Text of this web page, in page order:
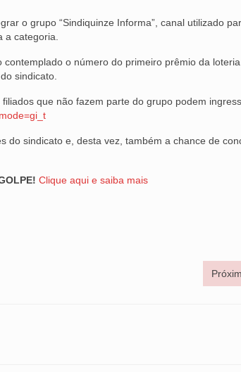
o grupo “Sindiquinze Informa”, canal utilizado
a categoria.
o número do primeiro prêmio da
sindicato.
que não fazem parte do grupo podem
do sindicato e, desta vez, também a chance de
Clique aqui e saiba mais